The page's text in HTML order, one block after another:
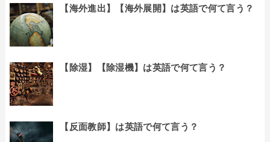
【海外進出】【海外展開】は英語で何て言う？
【除湿】【除湿機】は英語で何て言う？
【反面教師】は英語で何て言う？